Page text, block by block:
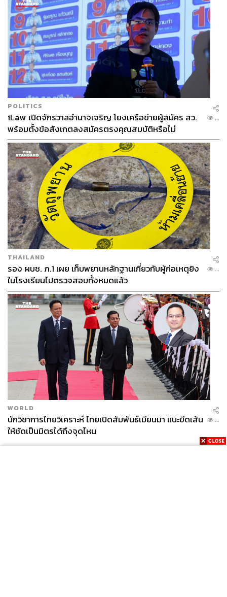
POLITICS
iLaw เปิดจักรวาลอำนาจเจริญ โยงเครือข่ายผู้สมัคร สว.
พร้อมตั้งข้อสังเกตลงสมัครตรงคุณสมบัติหรือไม่
...
THAILAND
รอง ผบช. ภ.1 เผย เก็บพยานหลักฐานเกี่ยวกับผู้ก่อเหตุยิง
ในโรงเรียนไปตรวจสอบทั้งหมดแล้ว
...
WORLD
นักวิชาการไทยวิเคราะห์ ไทยเปิดสัมพันธ์เมียนมา แนะขีดเส้น
ให้ชัดเป็นมิตรได้ถึงจุดไหน
...